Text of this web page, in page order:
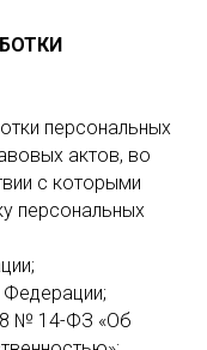
персональных
актов, во
с которыми
персональных
Федерации;
№ 14-ФЗ «Об